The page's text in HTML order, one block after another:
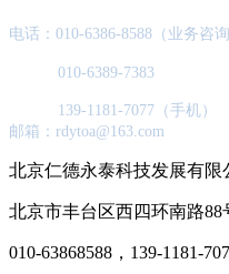
电话：010-6386-8588（业务咨询
010-6389-7383
139-1181-7077（手机）
邮箱：rdytoa@163.com
北京仁德永泰科技发展有限
北京市丰台区西四环南路88
010-63868588，139-1181-